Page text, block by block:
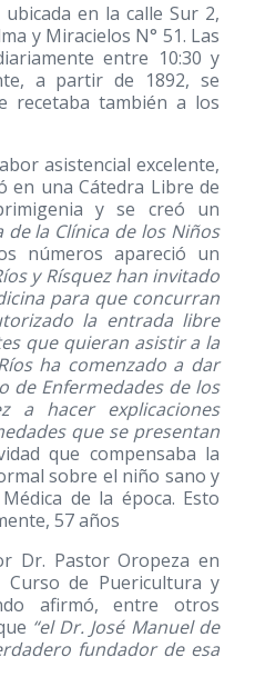
en la calle Sur 2,
y Miracielos N° 51. Las
entre 10:30 y
a partir de 1892, se
recetaba también a los
asistencial excelente,
en una Cátedra Libre de
y se creó un
de la Clínica de los Niños
números apareció un
y Rísquez han invitado
para que concurran
la entrada libre
que quieran asistir a la
ha comenzado a dar
de Enfermedades de los
a hacer explicaciones
que se presentan
que compensaba la
sobre el niño sano y
de la época. Esto
57 años
Dr. Pastor Oropeza en
de Puericultura y
afirmó, entre otros
“el Dr. José Manuel de
fundador de esa